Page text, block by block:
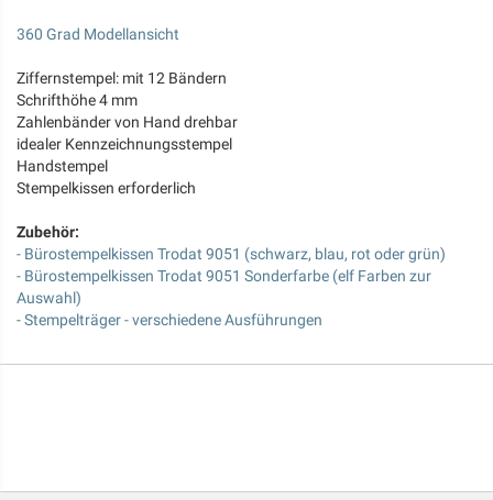
360 Grad Modellansicht
Ziffernstempel: mit 12 Bändern
Schrifthöhe 4 mm
Zahlenbänder von Hand drehbar
idealer Kennzeichnungsstempel
Handstempel
Stempelkissen erforderlich
Zubehör:
- Bürostempelkissen Trodat 9051 (schwarz, blau, rot oder grün)
- Bürostempelkissen Trodat 9051 Sonderfarbe (elf Farben zur
Auswahl)
- Stempelträger - verschiedene Ausführungen